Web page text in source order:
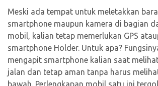
Meski ada tempat untuk meletakkan
smartphone maupun kamera di bagian
mobil, kalian tetap memerlukan GPS
smartphone Holder. Untuk apa?
mengapit smartphone kalian saat
jalan dan tetap aman tanpa harus
bawah. Perlengkapan mobil satu ini